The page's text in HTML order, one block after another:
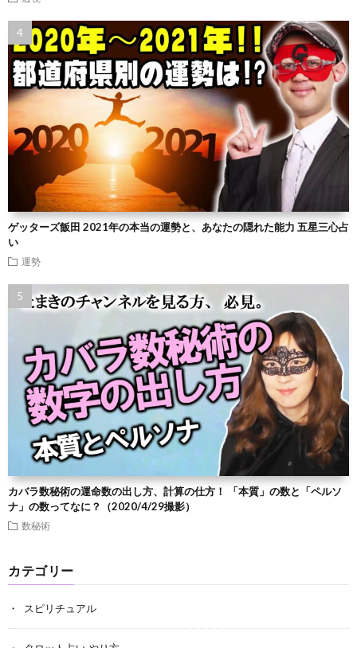
ゲッターズ飯田 2021年の本当の運勢と、あなたの隠れた能力 五星三心占
い
運勢
カバラ数秘術の運命数の出し方、計算の仕方！ 「本質」の数と「ペルソ
ナ」の数ってなに？（2020/4/29撮影）
数秘術
カテゴリー
スピリチュアル